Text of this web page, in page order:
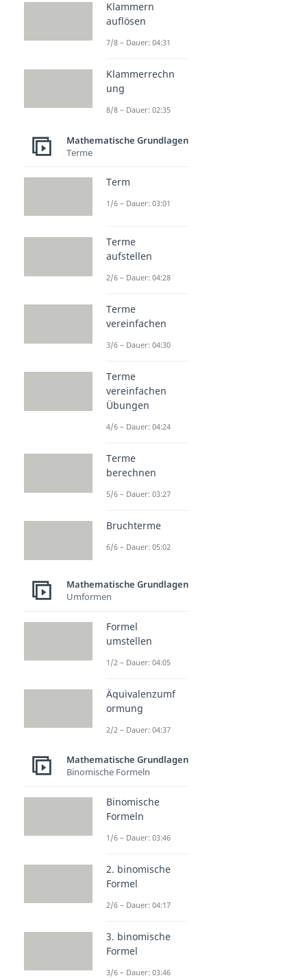
Klammern
auflösen
7/8 – Dauer: 04:31
Klammerrechn
ung
8/8 – Dauer: 02:35
Mathematische Grundlagen
Terme
Term
1/6 – Dauer: 03:01
Terme
aufstellen
2/6 – Dauer: 04:28
Terme
vereinfachen
3/6 – Dauer: 04:30
Terme
vereinfachen
Übungen
4/6 – Dauer: 04:24
Terme
berechnen
5/6 – Dauer: 03:27
Bruchterme
6/6 – Dauer: 05:02
Mathematische Grundlagen
Umformen
Formel
umstellen
1/2 – Dauer: 04:05
Äquivalenzumf
ormung
2/2 – Dauer: 04:37
Mathematische Grundlagen
Binomische Formeln
Binomische
Formeln
1/6 – Dauer: 03:46
2. binomische
Formel
2/6 – Dauer: 04:17
3. binomische
Formel
3/6 – Dauer: 03:46